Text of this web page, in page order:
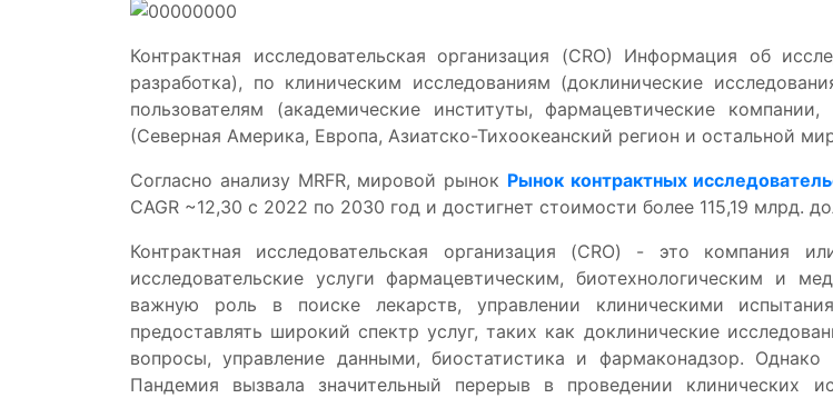
Контрактная исследовательская организация (CRO) Информация об
разработка), по клиническим исследованиям (доклинические
пользователям (академические институты, фармацевтические
(Северная Америка, Европа, Азиатско-Тихоокеанский регион и остальной
Согласно анализу MRFR, мировой рынок Рынок контрактных
CAGR ~12,30 с 2022 по 2030 год и достигнет стоимости более 115,19 млрд.
Контрактная исследовательская организация (CRO) - это компания
исследовательские услуги фармацевтическим, биотехнологическим и
важную роль в поиске лекарств, управлении клиническими
предоставлять широкий спектр услуг, таких как доклинические
вопросы, управление данными, биостатистика и фармаконадзор.
Пандемия вызвала значительный перерыв в проведении клинических